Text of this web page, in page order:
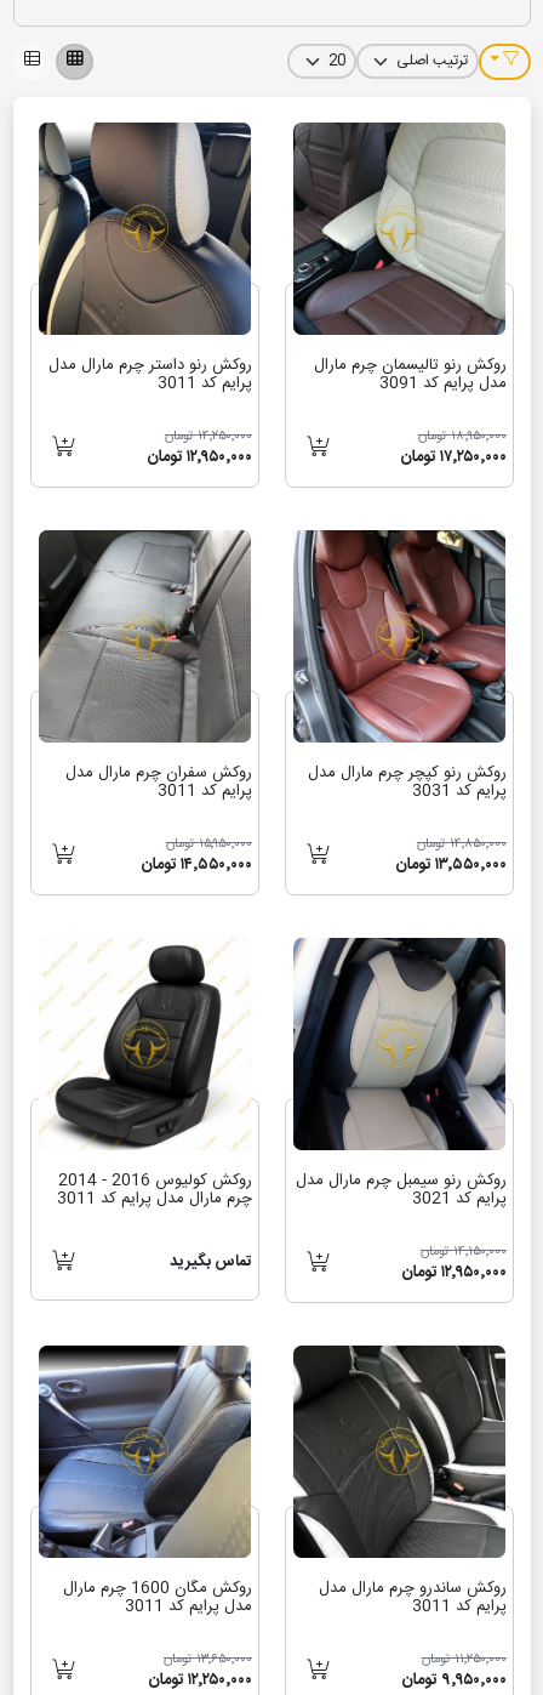
خودروهایرنوترکیبی از طراحی هوشمندانه، دوام بالا و حس رانندگی
داخلیگردآوری شده که به‌صورت اختصاصی برای مدل‌هایRenault
طراحی
شده‌اند و با خودروهایی مانند
Talisman، Koleos، Sandero، Symbol و
Megan کاملاً سازگارند. استفاده از متریال مرغوب، دوخت دقیق و
طراحی‌های هماهنگ با کابین، باعث می‌شود فضای داخلی خودروی شما هم
زیباتر به نظر برسد و هم محافظت بهتری در برابر فرسایش و آلودگی داشته
باشد. با انتخاب این محصولات، اصالت طراحی فرانسوی رنو را در کنار راحتی
و دوام بیشتر تجربه خواهید کرد.
روکش رنو تالیسمان چرم مارال
مدل پرایم کد 3091
۱۸٬۹۵۰٬۰۰۰ تومان
۱۷٬۲۵۰٬۰۰۰ تومان
روکش رنو داستر چرم مارال مدل
پرایم کد 3011
۱۴٬۲۵۰٬۰۰۰ تومان
۱۲٬۹۵۰٬۰۰۰ تومان
روکش رنو کپچر چرم مارال مدل
پرایم کد 3031
۱۴٬۸۵۰٬۰۰۰ تومان
۱۳٬۵۵۰٬۰۰۰ تومان
روکش سفران چرم مارال مدل
پرایم کد 3011
۱۵٬۹۵۰٬۰۰۰ تومان
۱۴٬۵۵۰٬۰۰۰ تومان
روکش رنو سیمبل چرم مارال مدل
پرایم کد 3021
۱۴٬۱۵۰٬۰۰۰ تومان
۱۲٬۹۵۰٬۰۰۰ تومان
روکش کولیوس 2016 - 2014
چرم مارال مدل پرایم کد 3011
تماس بگیرید
روکش ساندرو چرم مارال مدل
پرایم کد 3011
۱۱٬۲۵۰٬۰۰۰ تومان
۹٬۹۵۰٬۰۰۰ تومان
روکش مگان 1600 چرم مارال
مدل پرایم کد 3011
۱۳٬۶۵۰٬۰۰۰ تومان
۱۲٬۲۵۰٬۰۰۰ تومان